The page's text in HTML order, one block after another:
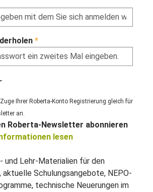
*
Ihrer Roberta-Konto Registrierung gleich für
an.
Roberta-Newsletter abonnieren
lesen
und Lehr-Materialien für den
aktuelle Schulungsangebote, NEPO-
technische Neuerungen im